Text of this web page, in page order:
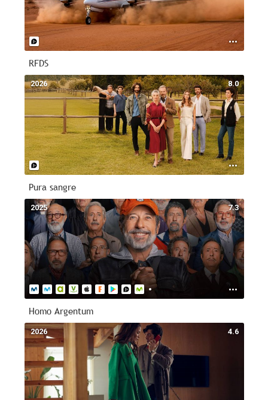
RFDS
8.0
2026
Pura sangre
7.3
2025
Homo Argentum
4.6
2026